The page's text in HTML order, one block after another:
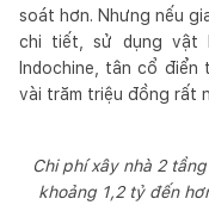
soát hơn. Nhưng nếu
chi tiết, sử dụng vật
Indochine, tân cổ
vài trăm triệu đồng rất
Chi phí xây nhà 2
khoảng 1,2 tỷ đến